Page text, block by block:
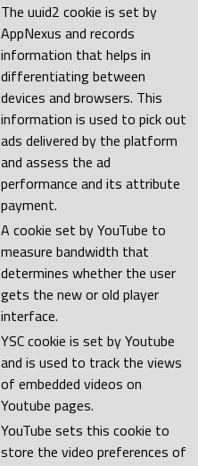
The uuid2 cookie is set by
AppNexus and records
information that helps in
differentiating between
devices and browsers. This
information is used to pick out
ads delivered by the platform
and assess the ad
performance and its attribute
payment.
A cookie set by YouTube to
measure bandwidth that
determines whether the user
gets the new or old player
interface.
YSC cookie is set by Youtube
and is used to track the views
of embedded videos on
Youtube pages.
YouTube sets this cookie to
store the video preferences of